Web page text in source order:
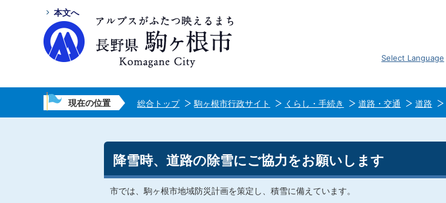
本文へ
Select Language
現在の位置 総合トップ 駒ヶ根市行政サイト くらし・手続き 道路・交通 道路
降雪時、道路の除雪にご協力をお願いします
市では、駒ヶ根市地域防災計画を策定し、積雪に備えています。